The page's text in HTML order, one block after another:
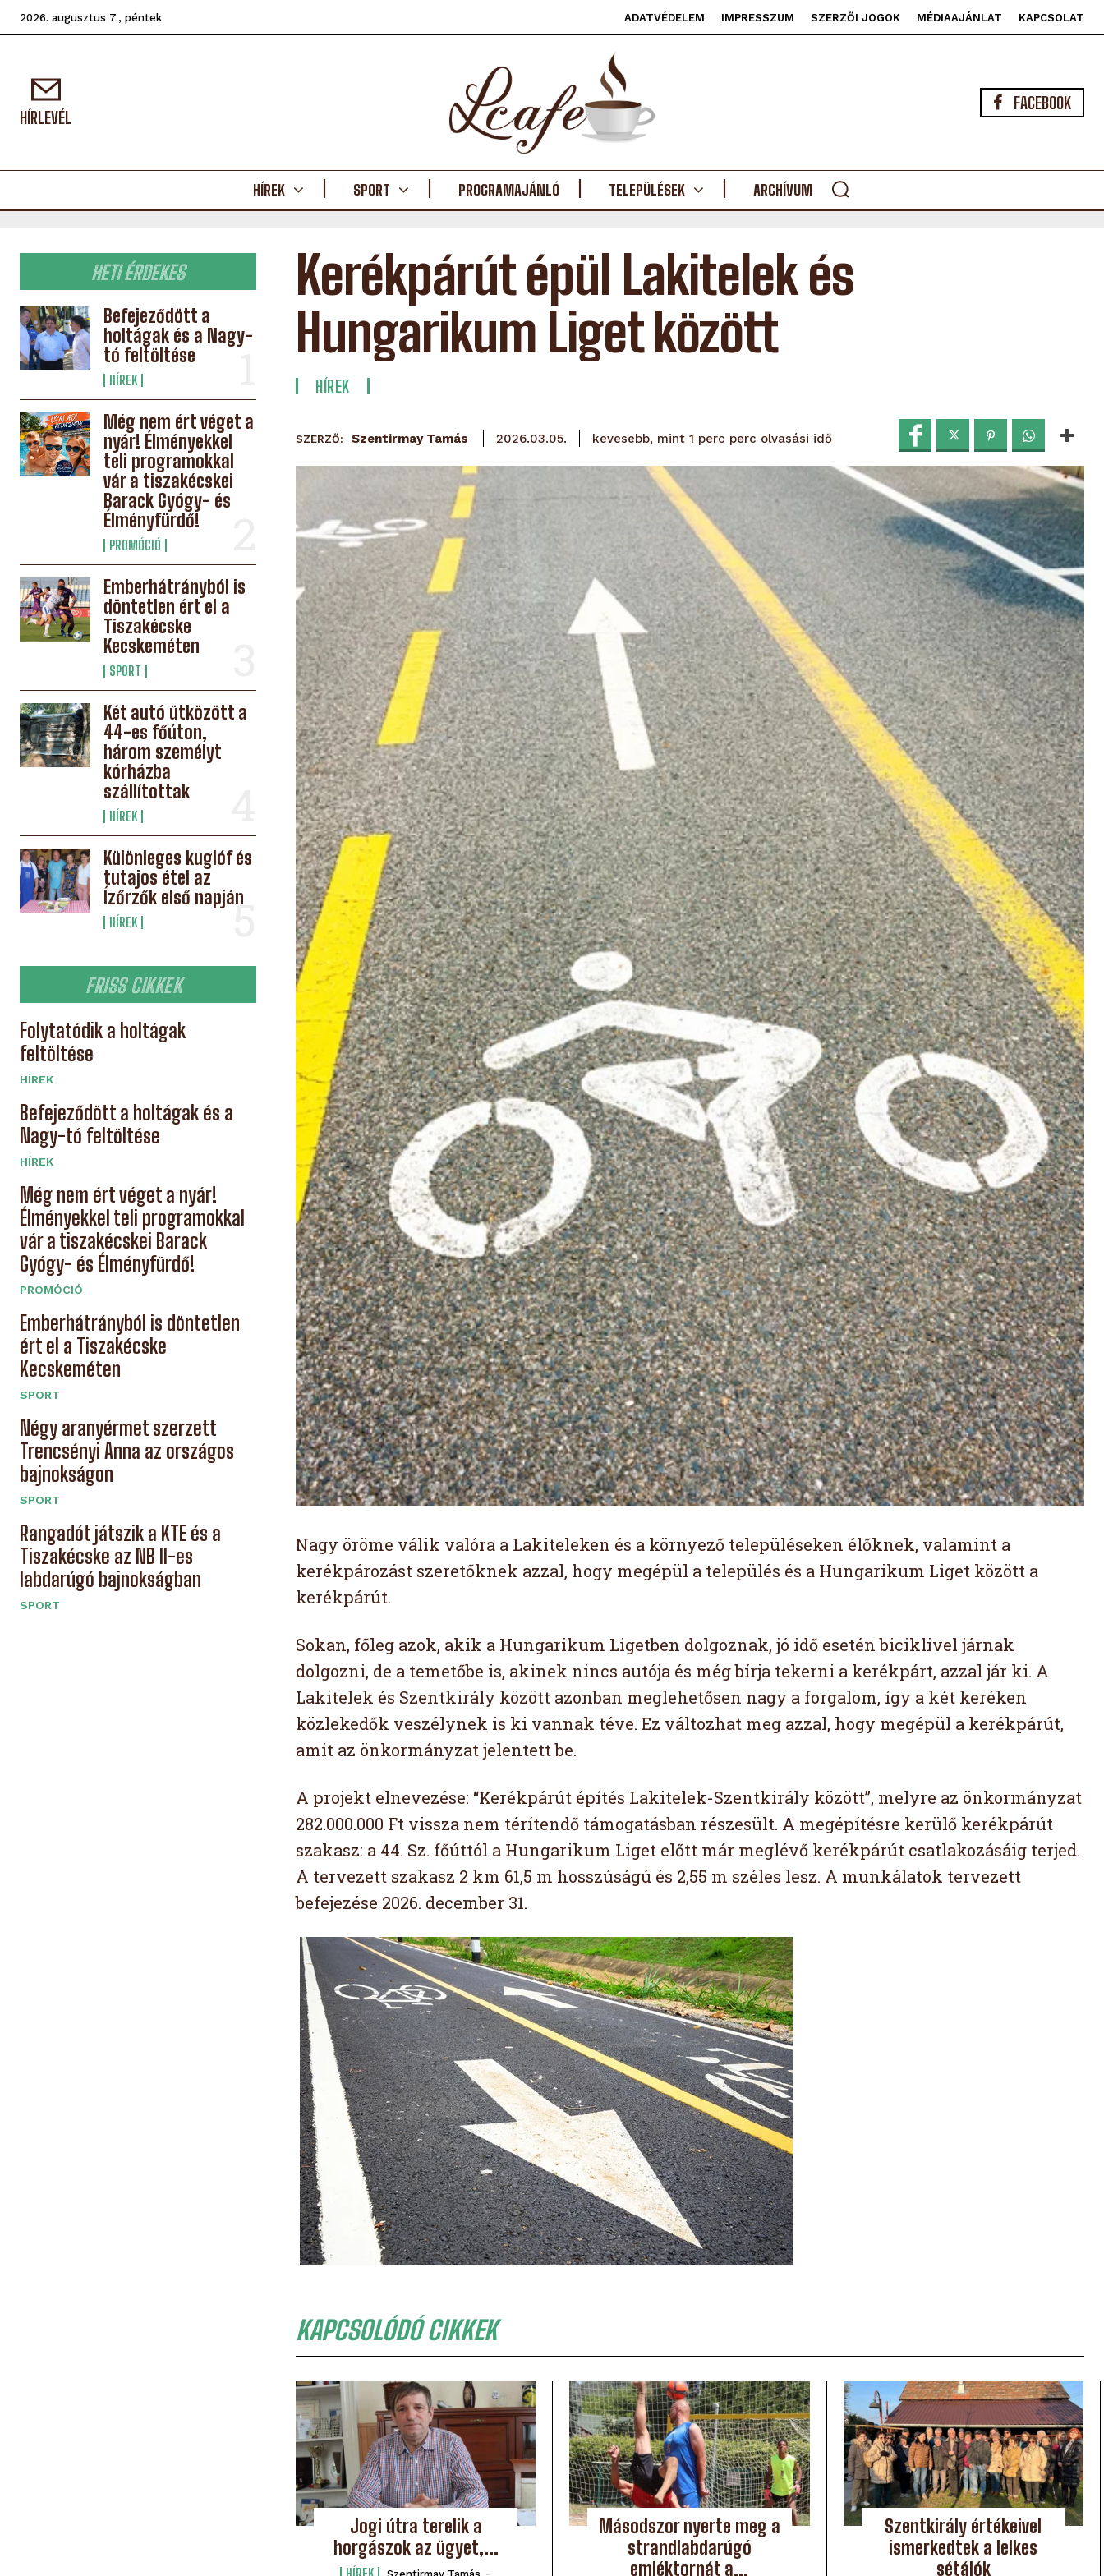
2026. augusztus 7., péntek ADATVÉDELEM IMPRESSZUM SZERZŐI JOGOK MÉDIAAJÁNLAT KAPCSOLAT
HÍRLEVÉL
FACEBOOK
HÍREK SPORT PROGRAMAJÁNLÓ TELEPÜLÉSEK ARCHÍVUM
HETI ÉRDEKES
Befejeződött a
holtágak és a Nagy-
tó feltöltése
HÍREK
Még nem ért véget a
nyár! Élményekkel
teli programokkal
vár a tiszakécskei
Barack Gyógy- és
Élményfürdő!
PROMÓCIÓ
Emberhátrányból is
döntetlen ért el a
Tiszakécske
Kecskeméten
SPORT
Két autó ütközött a
44-es főúton,
három személyt
kórházba
szállítottak
HÍREK
Különleges kuglóf és
tutajos étel az
Ízőrzők első napján
HÍREK
FRISS CIKKEK
Folytatódik a holtágak
feltöltése
HÍREK
Befejeződött a holtágak és a
Nagy-tó feltöltése
HÍREK
Még nem ért véget a nyár!
Élményekkel teli programokkal
vár a tiszakécskei Barack
Gyógy- és Élményfürdő!
PROMÓCIÓ
Emberhátrányból is döntetlen
ért el a Tiszakécske
Kecskeméten
SPORT
Négy aranyérmet szerzett
Trencsényi Anna az országos
bajnokságon
SPORT
Rangadót játszik a KTE és a
Tiszakécske az NB II-es
labdarúgó bajnokságban
SPORT
Kerékpárút épül Lakitelek és
Hungarikum Liget között
HÍREK
SZERZŐ: Szentirmay Tamás 2026.03.05. kevesebb, mint 1 perc perc olvasási idő
Nagy öröme válik valóra a Lakiteleken és a környező településeken élőknek, valamint a
kerékpározást szeretőknek azzal, hogy megépül a település és a Hungarikum Liget között a
kerékpárút.
Sokan, főleg azok, akik a Hungarikum Ligetben dolgoznak, jó idő esetén biciklivel járnak
dolgozni, de a temetőbe is, akinek nincs autója és még bírja tekerni a kerékpárt, azzal jár ki. A
Lakitelek és Szentkirály között azonban meglehetősen nagy a forgalom, így a két keréken
közlekedők veszélynek is ki vannak téve. Ez változhat meg azzal, hogy megépül a kerékpárút,
amit az önkormányzat jelentett be.
A projekt elnevezése: “Kerékpárút építés Lakitelek-Szentkirály között”, melyre az önkormányzat
282.000.000 Ft vissza nem térítendő támogatásban részesült. A megépítésre kerülő kerékpárút
szakasz: a 44. Sz. főúttól a Hungarikum Liget előtt már meglévő kerékpárút csatlakozásáig terjed.
A tervezett szakasz 2 km 61,5 m hosszúságú és 2,55 m széles lesz. A munkálatok tervezett
befejezése 2026. december 31.
KAPCSOLÓDÓ CIKKEK
Jogi útra terelik a
horgászok az ügyet,...
Másodszor nyerte meg a
strandlabdarúgó
emléktornát a...
Szentkirály értékeivel
ismerkedtek a lelkes
sétálók